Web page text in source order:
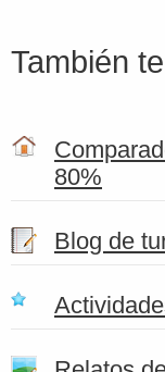
También
80%
Blog de